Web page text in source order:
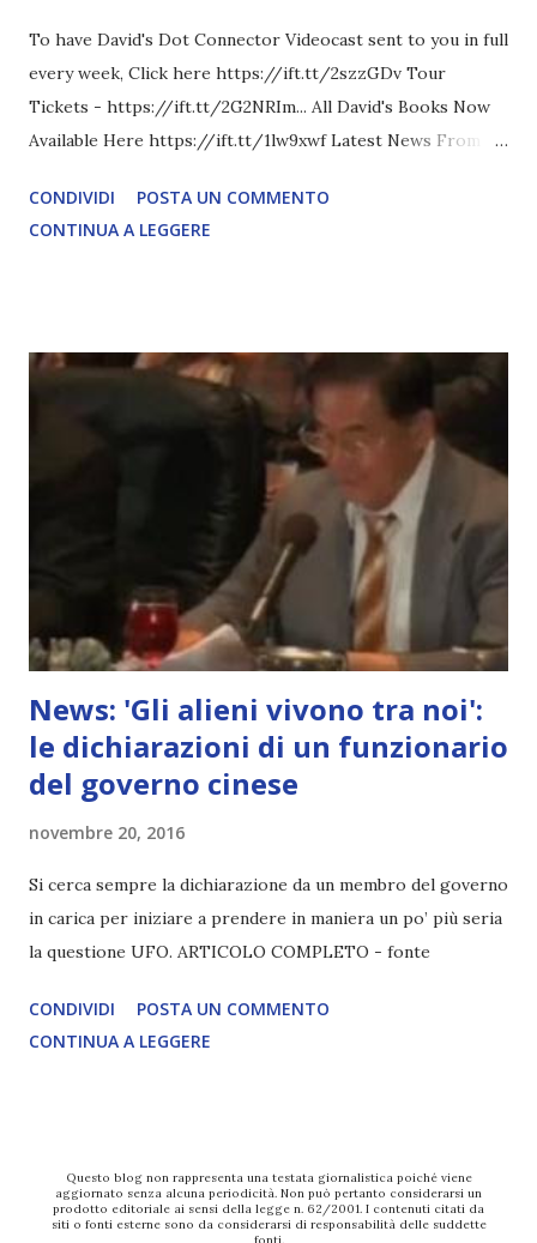
To have David's Dot Connector Videocast sent to you in full
every week, Click here https://ift.tt/2szzGDv Tour
Tickets - https://ift.tt/2G2NRIm... All David's Books Now
Available Here https://ift.tt/1lw9xwf Latest News From
COMPLETO - fonte
CONDIVIDI
POSTA UN COMMENTO
CONTINUA A LEGGERE
News: 'Gli alieni vivono tra noi':
le dichiarazioni di un funzionario
del governo cinese
novembre 20, 2016
Si cerca sempre la dichiarazione da un membro del governo
in carica per iniziare a prendere in maniera un po’ più seria
la questione UFO. ARTICOLO COMPLETO - fonte
CONDIVIDI
POSTA UN COMMENTO
CONTINUA A LEGGERE
Questo blog non rappresenta una testata giornalistica poiché viene
aggiornato senza alcuna periodicità. Non può pertanto considerarsi un
prodotto editoriale ai sensi della legge n. 62/2001. I contenuti citati da
siti o fonti esterne sono da considerarsi di responsabilità delle suddette